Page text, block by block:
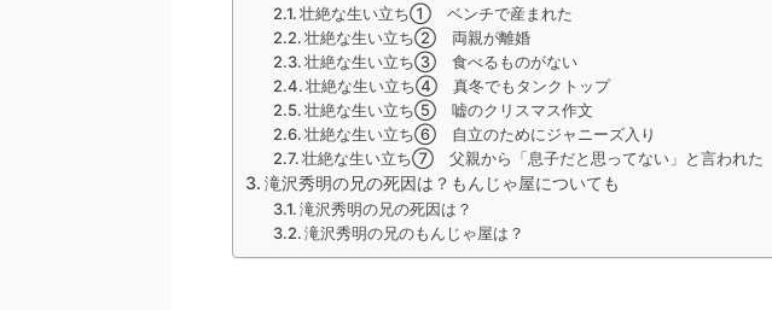
壮絶な生い立ち① ベンチで産まれた
壮絶な生い立ち② 両親が離婚
壮絶な生い立ち③ 食べるものがない
壮絶な生い立ち④ 真冬でもタンクトップ
壮絶な生い立ち⑤ 嘘のクリスマス作文
壮絶な生い立ち⑥ 自立のためにジャニーズ入り
壮絶な生い立ち⑦ 父親から「息子だと思ってない」と言われた
滝沢秀明の兄の死因は？もんじゃ屋についても
滝沢秀明の兄の死因は？
滝沢秀明の兄のもんじゃ屋は？